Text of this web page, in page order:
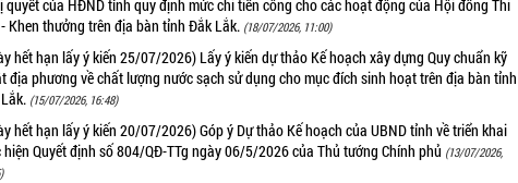
quyết của HĐND tỉnh quy định mức chi tiền công cho các hoạt động của Hội đồng Thi
Khen thưởng trên địa bàn tỉnh Đắk Lắk. (18/07/2026, 11:00)
hết hạn lấy ý kiến 25/07/2026) Lấy ý kiến dự thảo Kế hoạch xây dựng Quy chuẩn kỹ
địa phương về chất lượng nước sạch sử dụng cho mục đích sinh hoạt trên địa bàn tỉnh
(15/07/2026, 16:48)
hết hạn lấy ý kiến 20/07/2026) Góp ý Dự thảo Kế hoạch của UBND tỉnh về triển khai
hiện Quyết định số 804/QĐ-TTg ngày 06/5/2026 của Thủ tướng Chính phủ (13/07/2026,